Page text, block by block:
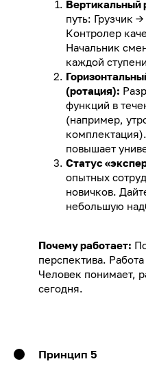
Вертикальный
путь: Грузчик
Контролер
Начальник
каждой
(ротация):
функций в
(например,
повышает
Статус
опытных
новичков.
небольшую
Почему работает:
перспектива.
Человек понимает,
сегодня.
Принцип 5